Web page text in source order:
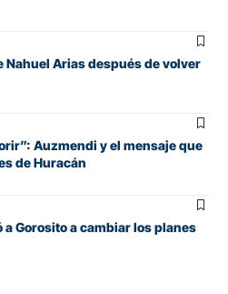
Nahuel Arias después de volver
Auzmendi y el mensaje que
de Huracán
a Gorosito a cambiar los planes